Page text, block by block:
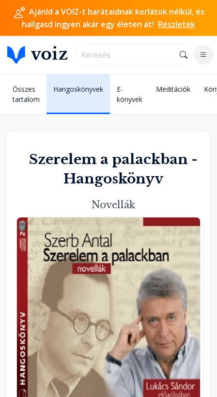
Ajánld a VOIZ-t barátaidnak korlátok nélkül, és
hallgasd ingyen akár egy életen át! Részletek
Összes
tartalom
Hangoskönyvek
E-
könyvek
Meditációk
Szerelem a palackban -
Hangoskönyv
Novellák